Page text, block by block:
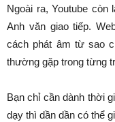
Ngoài ra, Youtube
Anh văn giao tiếp.
cách phát âm từ sao
thường gặp trong từng
Bạn chỉ cần dành thời
dạy thì dần dần có thể